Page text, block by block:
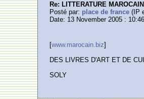
Re: LITTERATURE
Posté par: place de france (IP
Date: 13 November 2005 : 10:46
[www.marocain.biz]
DES LIVRES D'ART ET DE
SOLY